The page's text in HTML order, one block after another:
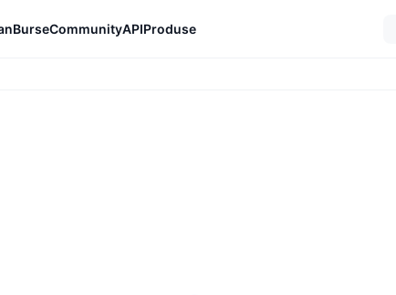
BurseCommunityAPIProduse